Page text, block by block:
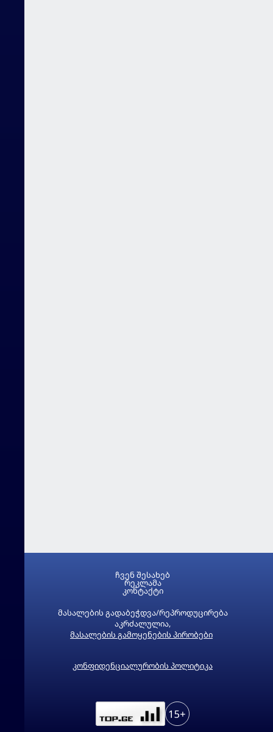
მასალების გადაბეჭდვა/რეპროდუცირება
აკრძალულია,
მასალების გამოყენების პირობები
კონფიდენციალურობის პოლიტიკა
ჩვენ შესახებ
რეკლამა
კონტაქტი